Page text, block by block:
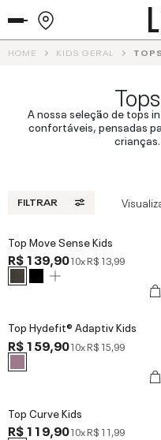
HOME KIDS GERAL
A nossa seleção de tops
confortáveis, pensadas
FILTRAR
Top Move Sense Kids
R$ 139,9010xR$ 13,99
Top Hydefit® Adaptiv Kids
R$ 159,9010xR$ 15,99
Top Curve Kids
R$ 119,9010xR$ 11,99